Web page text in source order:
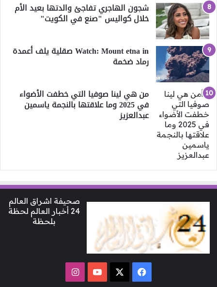
شجون الهاجري تفاجئ والدتها بعيد الأم
خلال كواليس "صنع في الكويت"
Watch: Mount etna in صقلية يلف أعمدة
رماد ضخمة
من هي لينا صوفيا التي خطفت الأضواء
في 2025 وما علاقتها بالنجمة ياسمين
عبدالعزيز
صحيفة اشراق العالم
24 أخبار العالم لحظة
بلحظة
فيسبوك ‫YouTubeانستقرام